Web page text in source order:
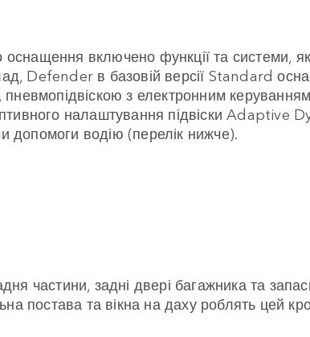
оснащення включено функції та системи,
Defender в базовій версії Standard
з електронним
налаштування підвіски Adaptive
допомоги водію (перелік нижче).
частини, задні двері багажника та
постава та вікна на даху роблять цей